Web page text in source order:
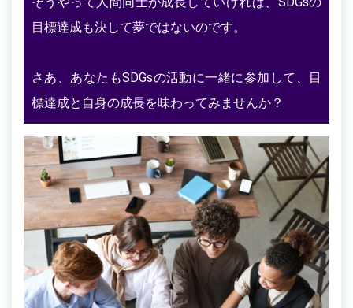
目標達成も決して夢ではないのです。
さあ、あなたもSDGsの活動に一緒に参加して、目
標達成と自身の成長を味わってみませんか？